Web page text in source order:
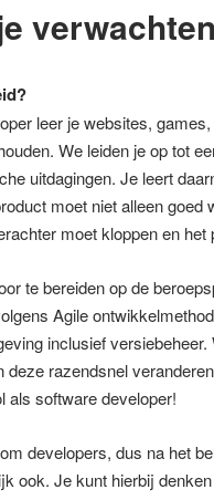
leer je websites,
We leiden je op tot
uitdagingen. Je leert
moet niet alleen
moet kloppen en
te bereiden op de
Agile
inclusief
razendsnel
als software developer!
developers, dus na het
ook. Je kunt hierbij